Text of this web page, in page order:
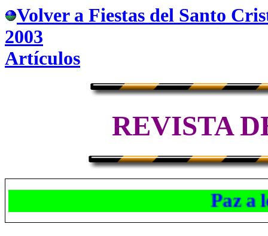
Volver a Fiestas del Santo
2003
Artículos
REVISTA
Paz a los